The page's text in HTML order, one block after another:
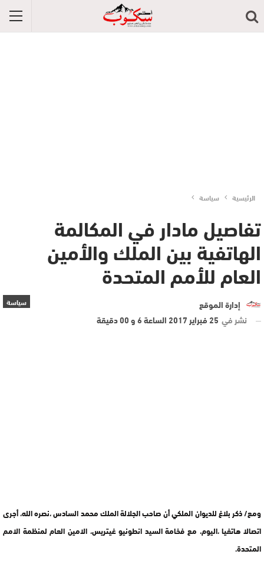
الرئيسية سياسة
تفاصيل مادار في المكالمة
الهاتفية بين الملك والأمين
العام للأمم المتحدة
سياسة
إدارة الموقع
نشر في 25 فبراير 2017 الساعة 6 و 00 دقيقة
ومع/ ذكر بلاغ للديوان الملكي أن صاحب الجلالة الملك محمد السادس ،نصره الله، أجرى
اتصالا هاتفيا ،اليوم، مع فخامة السيد انطونيو غيتريس، الامين العام لمنظمة الامم
المتحدة.